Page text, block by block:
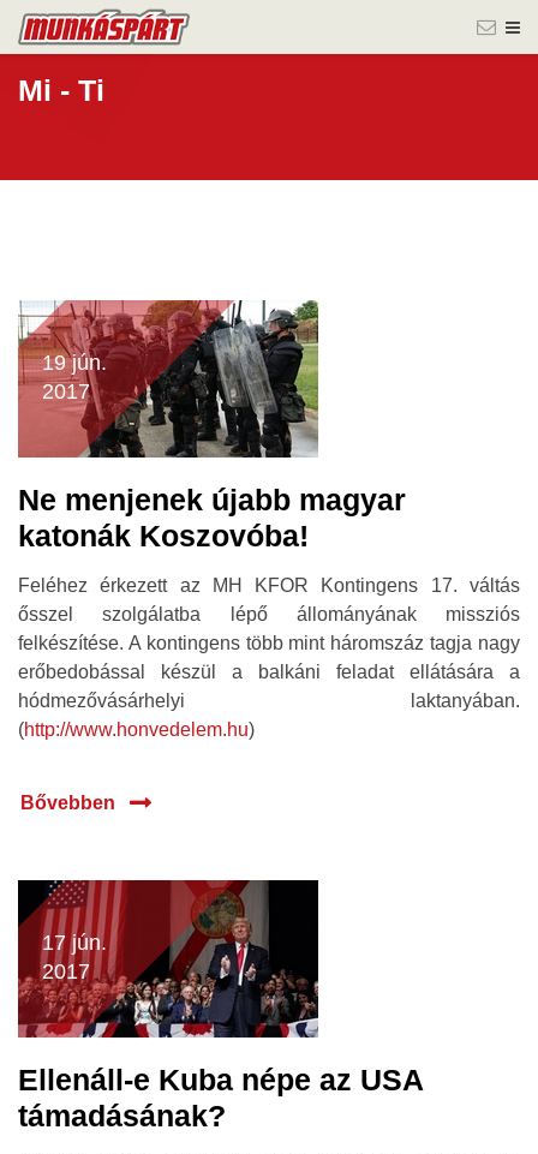
Mi - Ti
19 jún.
2017
Ne menjenek újabb magyar
katonák Koszovóba!
Feléhez érkezett az MH KFOR Kontingens 17. váltás
ősszel szolgálatba lépő állományának missziós
felkészítése. A kontingens több mint háromszáz tagja nagy
erőbedobással készül a balkáni feladat ellátására a
hódmezővásárhelyi laktanyában.
(http://www.honvedelem.hu)
Bővebben
17 jún.
2017
Ellenáll-e Kuba népe az USA
támadásának?